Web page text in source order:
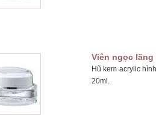
Viên ngọc lãng
Hũ kem acrylic
20ml.